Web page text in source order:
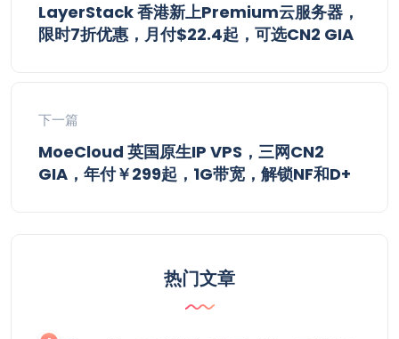
LayerStack 香港新上Premium云服务器，
限时7折优惠，月付$22.4起，可选CN2 GIA
下一篇
MoeCloud 英国原生IP VPS，三网CN2
GIA，年付￥299起，1G带宽，解锁NF和D+
热门文章